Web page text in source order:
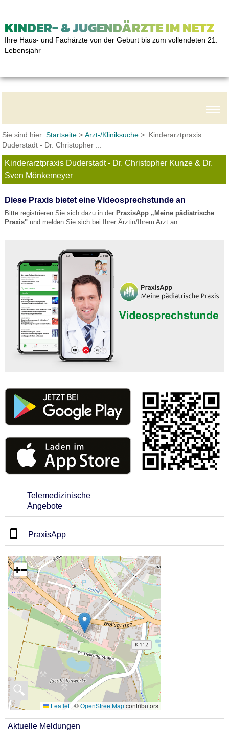
KINDER- & JUGENDÄRZTE IM NETZ
Ihre Haus- und Fachärzte von der Geburt bis zum vollendeten 21.
Lebensjahr
Sie sind hier:Startseite >Arzt-/Kliniksuche > Kinderarztpraxis
Duderstadt - Dr. Christopher ...
Kinderarztpraxis Duderstadt - Dr. Christopher Kunze & Dr.
Sven Mönkemeyer
Diese Praxis bietet eine Videosprechstunde an
Bitte registrieren Sie sich dazu in der PraxisApp „Meine pädiatrische
Praxis"und melden Sie sich bei Ihrer Ärztin/Ihrem Arzt an.
Telemedizinische
Angebote
PraxisApp
🔍
+−
Leaflet | ©OpenStreetMapcontributors
Aktuelle Meldungen